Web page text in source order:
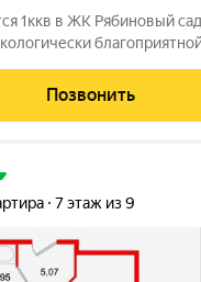
1ккв в ЖК Рябиновый
характеризуется
и полным
Позвонить
7 этаж из 9